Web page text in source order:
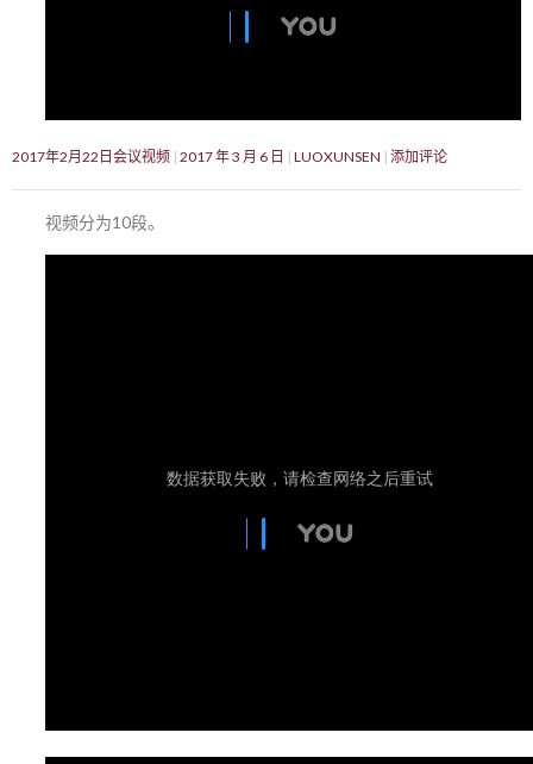
2017年2月22日会议视频 2017 年 3 月 6 日 LUOXUNSEN 添加评论
视频分为10段。